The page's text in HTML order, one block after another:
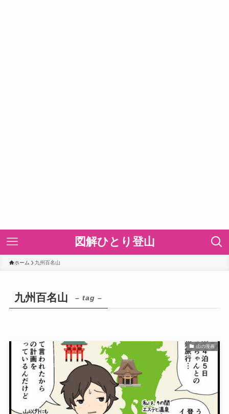
図解ひとり登山
ホーム 九州百名山
九州百名山 – tag –
山の漫画